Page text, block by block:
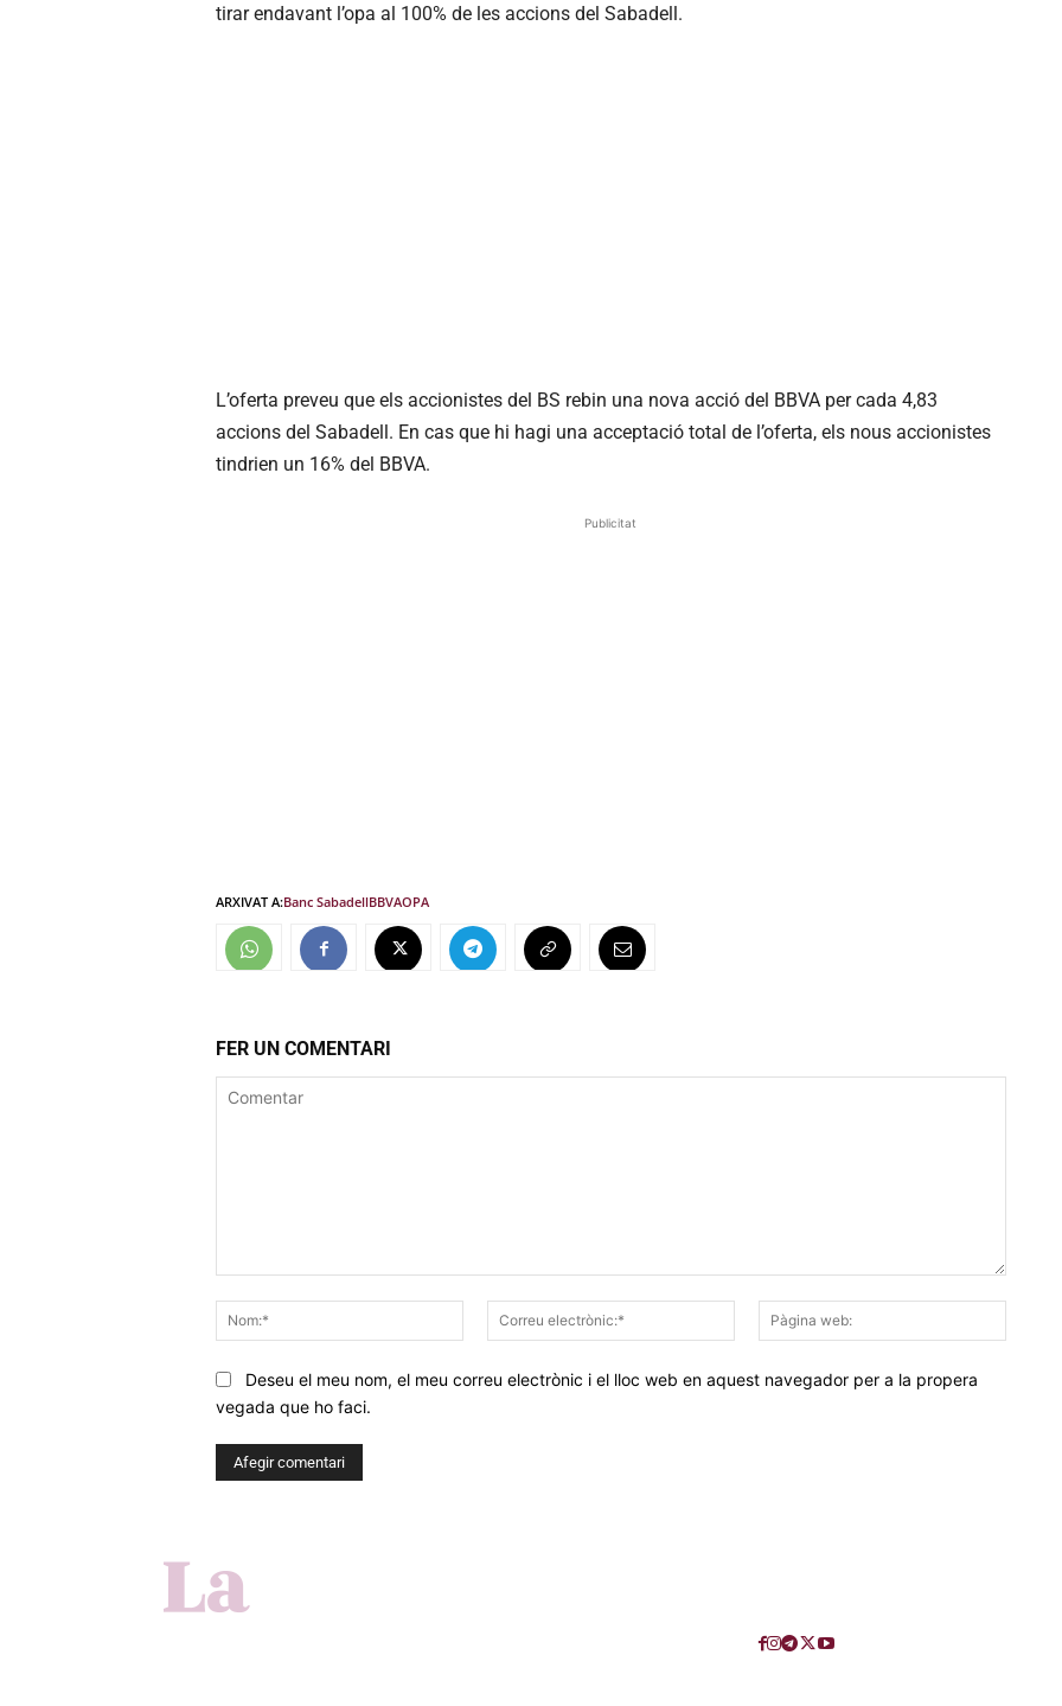
tirar endavant l’opa al 100% de les accions del Sabadell.
L’oferta preveu que els accionistes del BS rebin una nova acció del BBVA per cada 4,83
accions del Sabadell. En cas que hi hagi una acceptació total de l’oferta, els nous accionistes
tindrien un 16% del BBVA.
Publicitat
ARXIVAT A:Banc SabadellBBVAOPA
FER UN COMENTARI
Nom:*
Correu
electrònic:*
web:
Deseu el meu nom, el meu correu electrònic i el lloc web en aquest navegador per a la propera
vegada que ho faci.